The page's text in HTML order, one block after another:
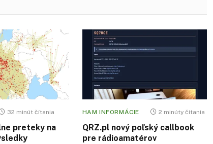
32 minút čítania
preteky na
HAM INFORMÁCIE 2 minúty čítania
QRZ.pl nový poľský callbook
pre rádioamatérov